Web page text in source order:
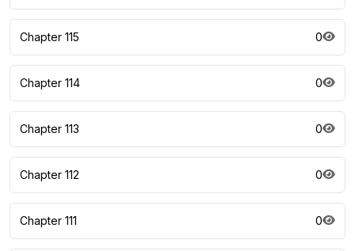
Chapter 115 0
Chapter 114 0
Chapter 113 0
Chapter 112 0
Chapter 111 0